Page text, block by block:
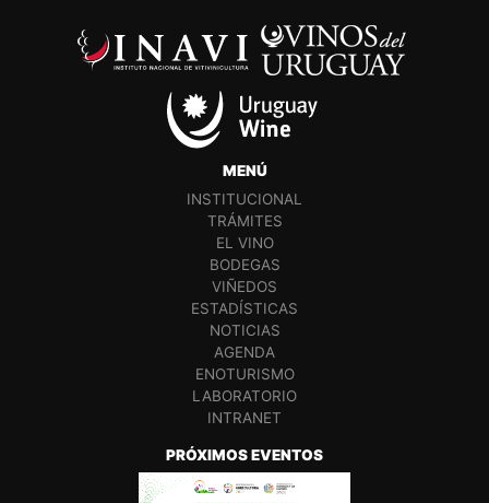
MENÚ
INSTITUCIONAL
TRÁMITES
EL VINO
BODEGAS
VIÑEDOS
ESTADÍSTICAS
NOTICIAS
AGENDA
ENOTURISMO
LABORATORIO
INTRANET
PRÓXIMOS EVENTOS